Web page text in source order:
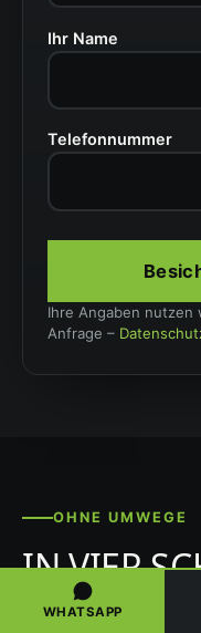
Ihr Name
Telefonnummer
Ihre Angaben nutzen
Anfrage –
OHNE UMWEGE
IN VIER
LEEREN
WHATSAPP